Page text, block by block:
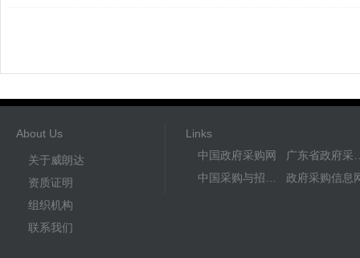
About Us
关于威朗达
资质证明
组织机构
联系我们
Links
中国政府采购网
政府采购信息